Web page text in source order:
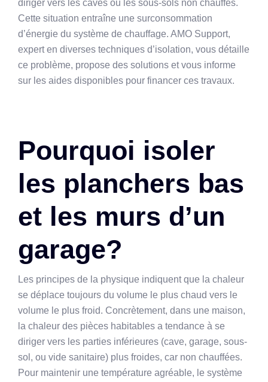
diriger vers les caves ou les sous-sols non chauffés.
Cette situation entraîne une surconsommation
d’énergie du système de chauffage. AMO Support,
expert en diverses techniques d’isolation, vous détaille
ce problème, propose des solutions et vous informe
sur les aides disponibles pour financer ces travaux.
Pourquoi isoler
les planchers bas
et les murs d’un
garage?
Les principes de la physique indiquent que la chaleur
se déplace toujours du volume le plus chaud vers le
volume le plus froid. Concrètement, dans une maison,
la chaleur des pièces habitables a tendance à se
diriger vers les parties inférieures (cave, garage, sous-
sol, ou vide sanitaire) plus froides, car non chauffées.
Pour maintenir une température agréable, le système